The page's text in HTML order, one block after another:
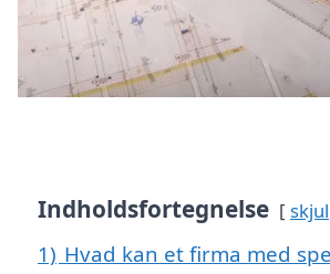
Indholdsfortegnelse skjul
1) Hvad kan et firma med